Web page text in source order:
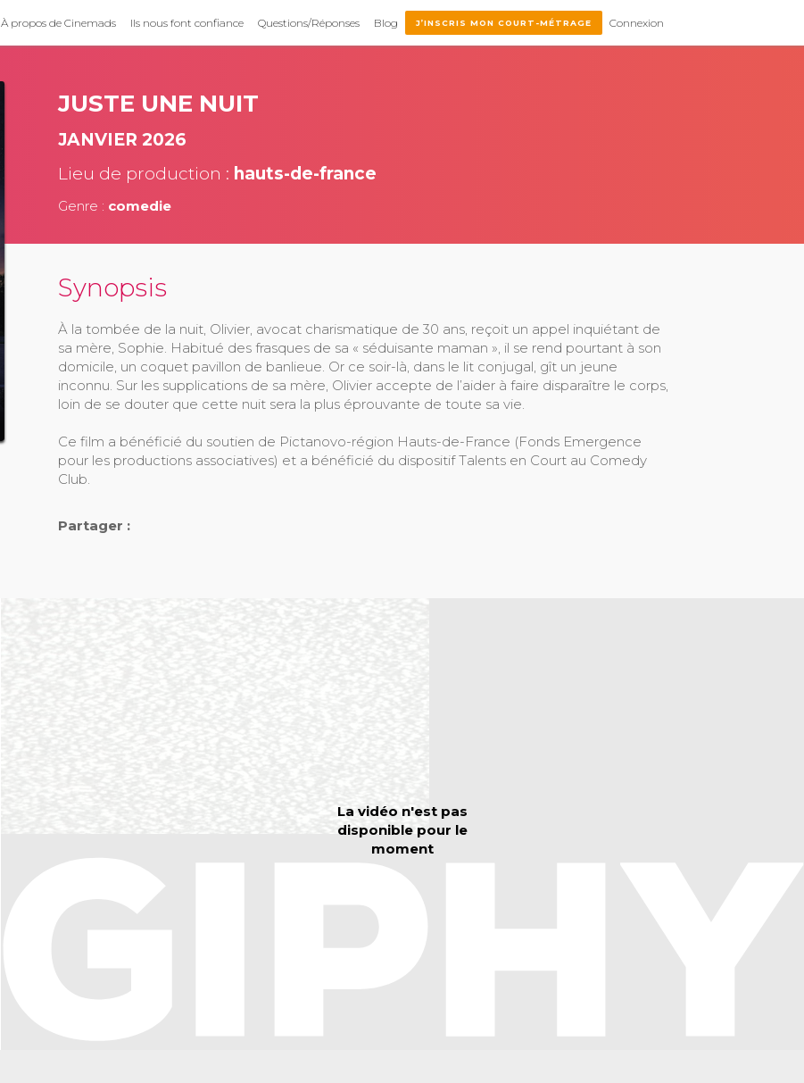
À propos de Cinemads Ils nous font confiance Questions/Réponses Blog J’INSCRIS MON COURT-MÉTRAGE Connexion
JUSTE UNE NUIT
JANVIER 2026
Lieu de production : hauts-de-france
Genre : comedie
Synopsis
À la tombée de la nuit, Olivier, avocat charismatique de 30 ans, reçoit un appel inquiétant de
sa mère, Sophie. Habitué des frasques de sa « séduisante maman », il se rend pourtant à son
domicile, un coquet pavillon de banlieue. Or ce soir-là, dans le lit conjugal, gît un jeune
inconnu. Sur les supplications de sa mère, Olivier accepte de l’aider à faire disparaître le corps,
loin de se douter que cette nuit sera la plus éprouvante de toute sa vie.
Ce film a bénéficié du soutien de Pictanovo-région Hauts-de-France (Fonds Emergence
pour les productions associatives) et a bénéficié du dispositif Talents en Court au Comedy
Club.
Partager :